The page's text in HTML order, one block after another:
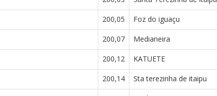
200,05 Foz do iguaçu
200,07 Medianeira
200,12 KATUETE
200,14 Sta terezinha de itaipu